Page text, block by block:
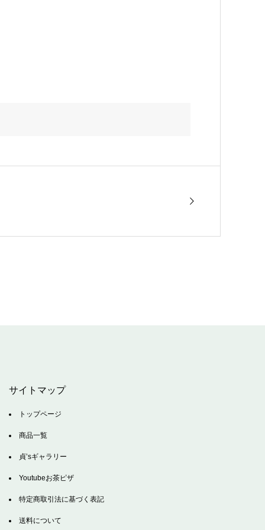
サイトマップ
トップページ
商品一覧
貞’sギャラリー
Youtubeお茶ピザ
特定商取引法に基づく表記
送料について